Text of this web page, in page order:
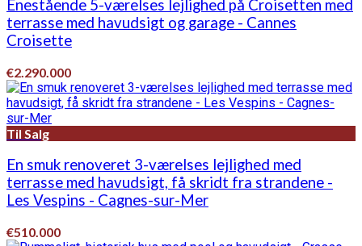
Enestående 5-værelses lejlighed på Croisetten med
terrasse med havudsigt og garage - Cannes
Croisette
€2.290.000
Til Salg
En smuk renoveret 3-værelses lejlighed med
terrasse med havudsigt, få skridt fra strandene -
Les Vespins - Cagnes-sur-Mer
€510.000